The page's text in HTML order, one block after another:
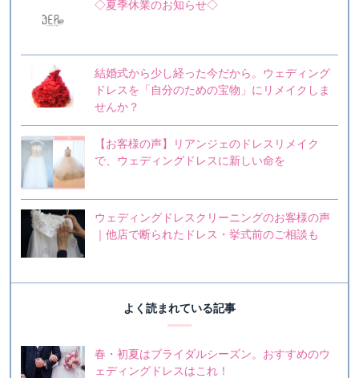
◇夏季休業のお知らせ◇
結婚式から少し経った今だから。ウェディング
ドレスを「自分のための宝物」にリメイクしま
せんか？
【お客様の声】リアンジェのドレスリメイク
で、ウェディングドレスに新しい命を
ウェディングドレスクリーニングのお客様の声
｜他店で断られたドレス・挙式前のご相談も
よく読まれている記事
春・初夏はブライダルシーズン。おすすめのウ
ェディングドレスはこれ！